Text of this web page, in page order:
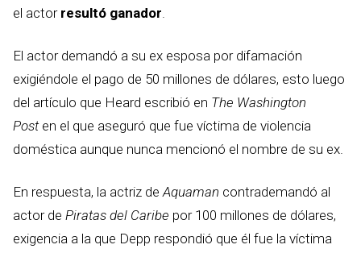
el actor resultó ganador.
El actor demandó a su ex esposa por difamación
exigiéndole el pago de 50 millones de dólares, esto luego
del artículo que Heard escribió en The Washington
Post en el que aseguró que fue víctima de violencia
doméstica aunque nunca mencionó el nombre de su ex.
En respuesta, la actriz deAquaman contrademandó al
actor de Piratas del Caribe por 100 millones de dólares,
exigencia a la que Depp respondió que él fue la víctima